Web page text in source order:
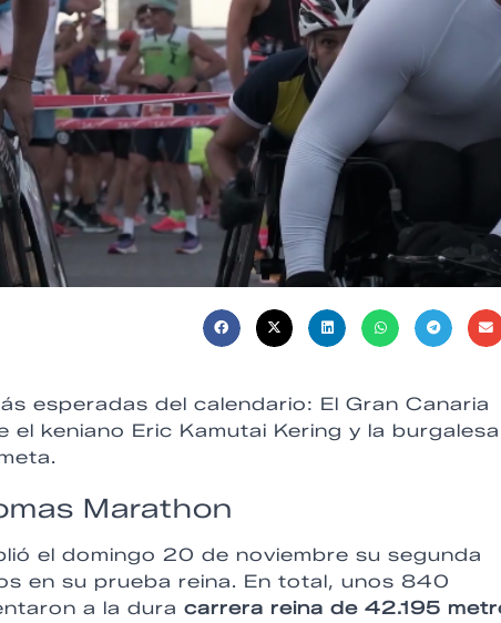
esperadas del calendario: El Gran Canaria
keniano Eric Kamutai Kering y la burgalesa
Marathon
el domingo 20 de noviembre su segunda
en su prueba reina. En total, unos 840
a la dura carrera reina de 42.195